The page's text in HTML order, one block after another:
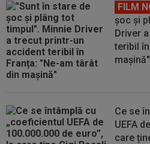
FILM
șoc și
Driver
teribil
mașină"
Ce se
UEFA
care